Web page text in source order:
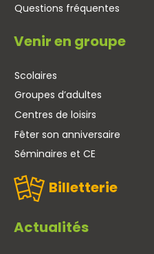
Questions fréquentes
Venir en groupe
Scolaires
Groupes d’adultes
Centres de loisirs
Fêter son anniversaire
Séminaires et CE
Billetterie
Actualités